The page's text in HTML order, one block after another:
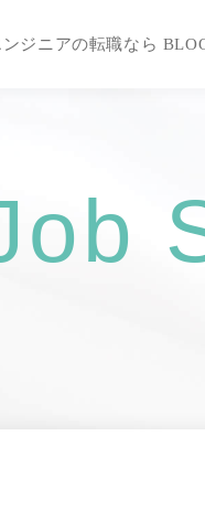
ジニアの転職なら